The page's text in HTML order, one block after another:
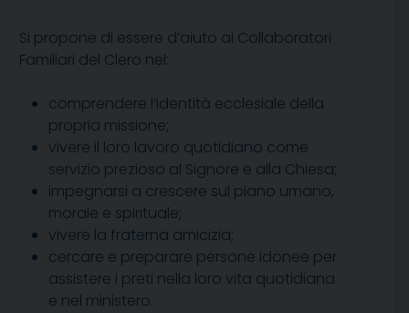
Si propone di essere d’aiuto ai Collaboratori
Familiari del Clero nel:
comprendere l’identità ecclesiale della
propria missione;
vivere il loro lavoro quotidiano come
servizio prezioso al Signore e alla Chiesa;
impegnarsi a crescere sul piano umano,
morale e spirituale;
vivere la fraterna amicizia;
cercare e preparare persone idonee per
assistere i preti nella loro vita quotidiana
e nel ministero.